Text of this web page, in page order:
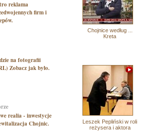
firm i
Zobacz jak było.
Chojnic.
Chojnice według ...
Kreta
Leszek Pepliński w roli
reżysera i aktora